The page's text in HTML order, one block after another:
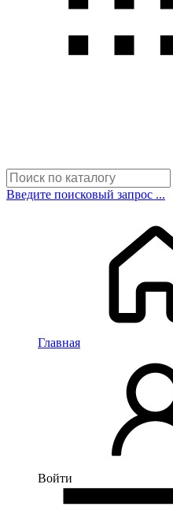
Введите поисковый запрос ...
Главная
Войти